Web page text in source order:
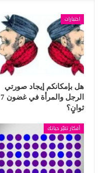
اختبارات
هل بإمكانكم إيجاد صورتي
الرجل والمرأة في غضون 7
ثوانٍ؟
أفكار تغيّر حياتك